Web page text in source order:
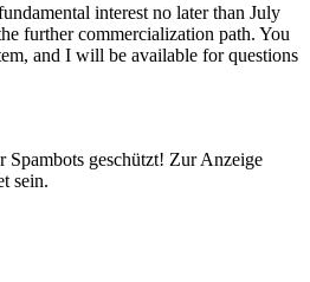
interest no later than July
further commercialization path. You
and I will be available for questions
geschützt! Zur Anzeige
sein.